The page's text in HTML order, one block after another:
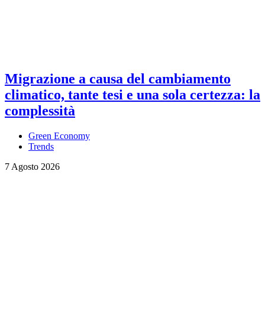
Migrazione a causa del cambiamento
climatico, tante tesi e una sola certezza: la
complessità
Green Economy
Trends
7 Agosto 2026